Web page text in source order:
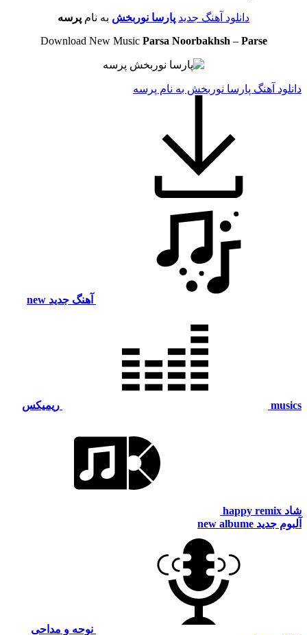
دانلود آهنگ جدید پارسا نوربخش به نام پرسه
Download New Music Parsa Noorbakhsh – Parse
دانلود آهنگ پارسا نوربخش به نام پرسه
آهنگ جدید new
musics ریمیکس
شاد happy remix
آلبوم جدید new albume
نوحه و مداحی